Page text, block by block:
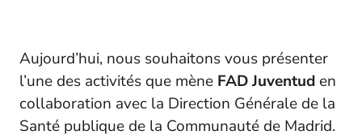
Aujourd’hui, nous souhaitons vous présenter
l’une des activités que mène FAD Juventud en
collaboration avec la Direction Générale de la
Santé publique de la Communauté de Madrid.